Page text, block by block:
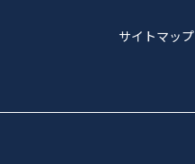
サイトマップ